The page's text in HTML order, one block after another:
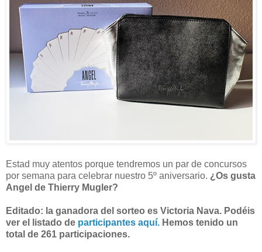
Estad muy atentos porque tendremos un par de concursos
por semana para celebrar nuestro 5º aniversario. ¿Os gusta
Angel de Thierry Mugler?
Editado: la ganadora del sorteo es Victoria Nava. Podéis
ver el listado de participantes aquí. Hemos tenido un
total de 261 participaciones.